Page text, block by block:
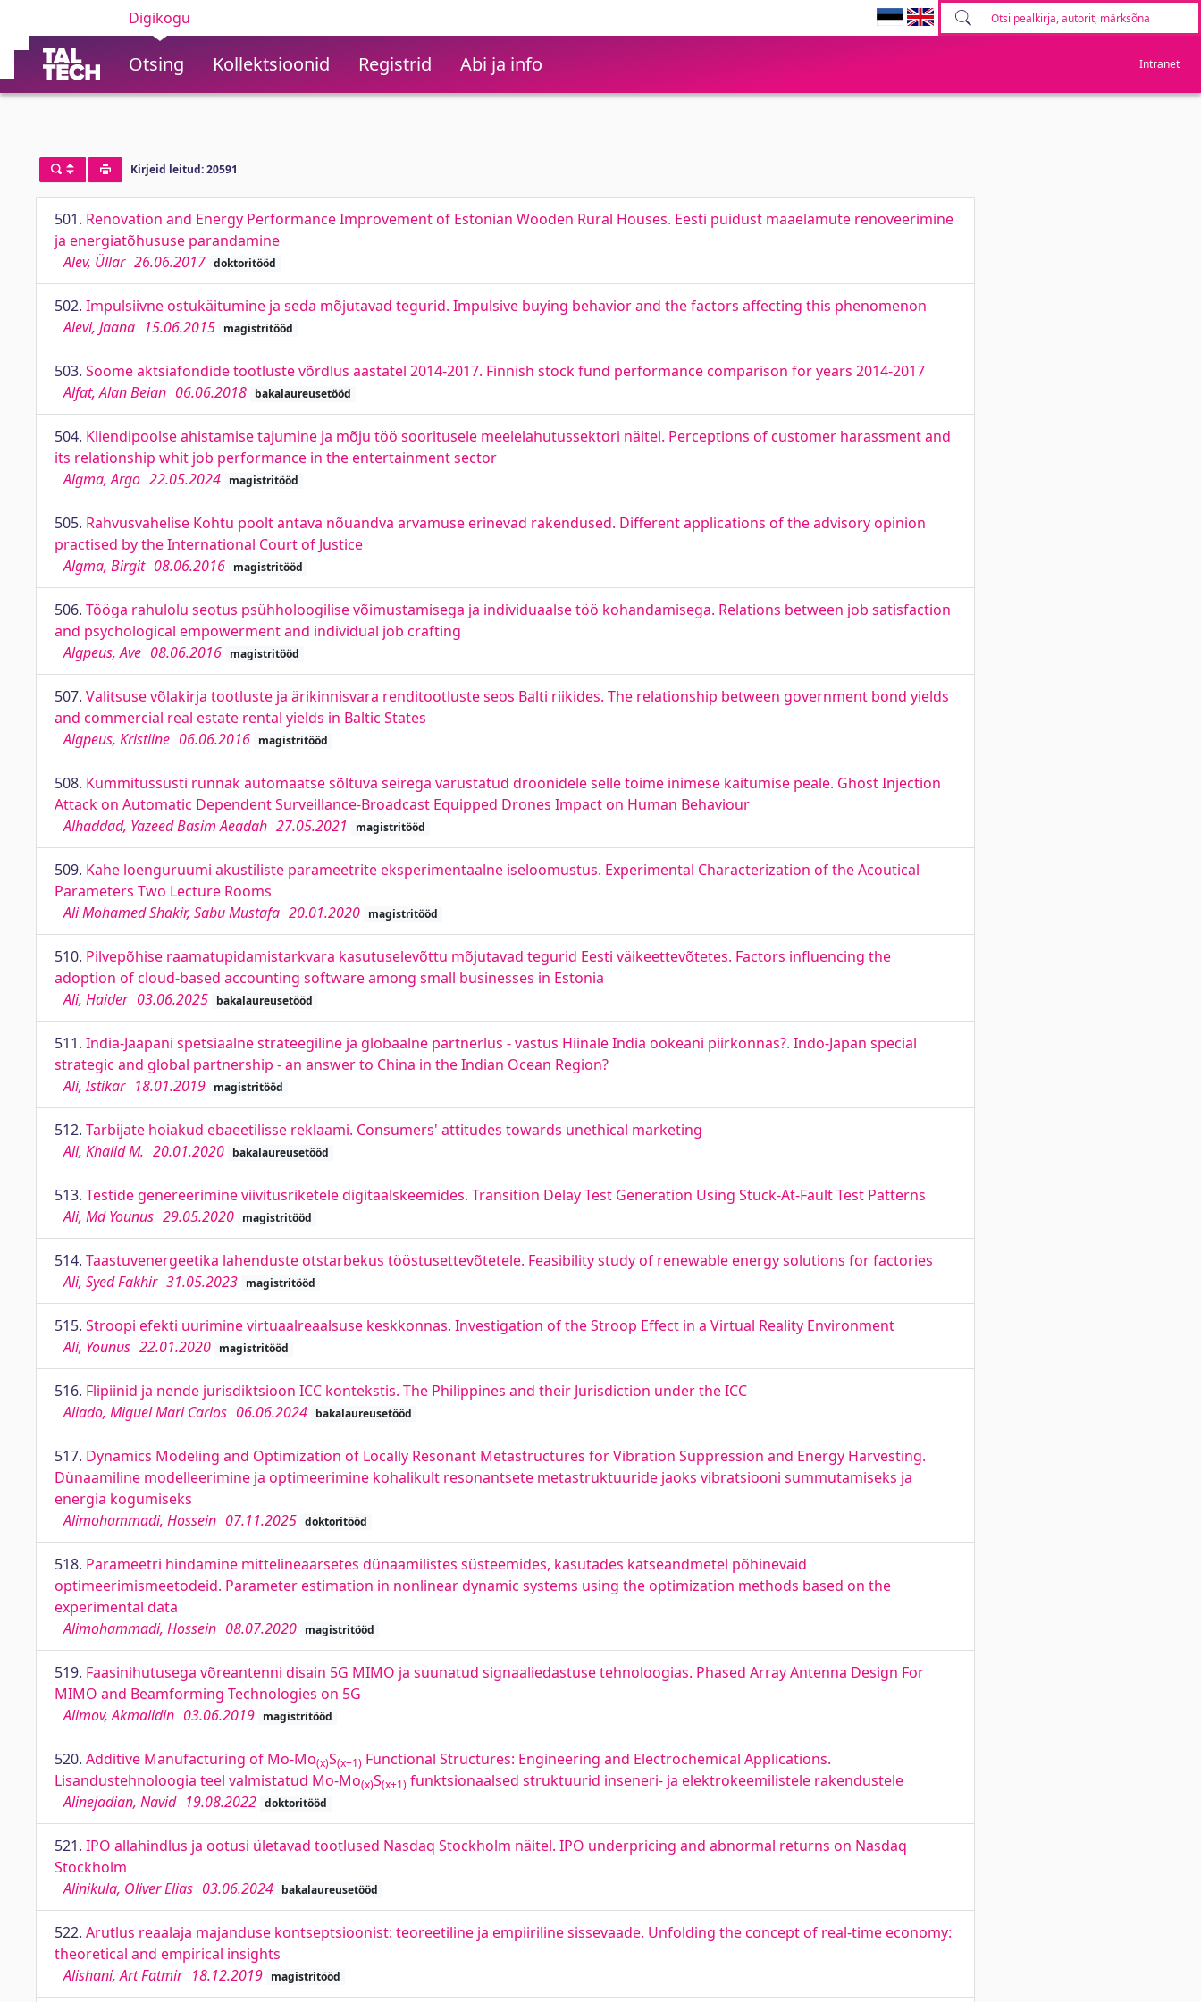
Digikogu
Otsing Kollektsioonid Registrid Abi ja info Intranet
Kirjeid leitud: 20591
501. Renovation and Energy Performance Improvement of Estonian Wooden Rural Houses. Eesti puidust maaelamute renoveerimine
ja energiatõhususe parandamine
Alev, Üllar 26.06.2017 doktoritööd
502. Impulsiivne ostukäitumine ja seda mõjutavad tegurid. Impulsive buying behavior and the factors affecting this phenomenon
Alevi, Jaana 15.06.2015 magistritööd
503. Soome aktsiafondide tootluste võrdlus aastatel 2014-2017. Finnish stock fund performance comparison for years 2014-2017
Alfat, Alan Beian 06.06.2018 bakalaureusetööd
504. Kliendipoolse ahistamise tajumine ja mõju töö sooritusele meelelahutussektori näitel. Perceptions of customer harassment and
its relationship whit job performance in the entertainment sector
Algma, Argo 22.05.2024 magistritööd
505. Rahvusvahelise Kohtu poolt antava nõuandva arvamuse erinevad rakendused. Different applications of the advisory opinion
practised by the International Court of Justice
Algma, Birgit 08.06.2016 magistritööd
506. Tööga rahulolu seotus psühholoogilise võimustamisega ja individuaalse töö kohandamisega. Relations between job satisfaction
and psychological empowerment and individual job crafting
Algpeus, Ave 08.06.2016 magistritööd
507. Valitsuse võlakirja tootluste ja ärikinnisvara renditootluste seos Balti riikides. The relationship between government bond yields
and commercial real estate rental yields in Baltic States
Algpeus, Kristiine 06.06.2016 magistritööd
508. Kummitussüsti rünnak automaatse sõltuva seirega varustatud droonidele selle toime inimese käitumise peale. Ghost Injection
Attack on Automatic Dependent Surveillance-Broadcast Equipped Drones Impact on Human Behaviour
Alhaddad, Yazeed Basim Aeadah 27.05.2021 magistritööd
509. Kahe loenguruumi akustiliste parameetrite eksperimentaalne iseloomustus. Experimental Characterization of the Acoutical
Parameters Two Lecture Rooms
Ali Mohamed Shakir, Sabu Mustafa 20.01.2020 magistritööd
510. Pilvepõhise raamatupidamistarkvara kasutuselevõttu mõjutavad tegurid Eesti väikeettevõtetes. Factors influencing the
adoption of cloud-based accounting software among small businesses in Estonia
Ali, Haider 03.06.2025 bakalaureusetööd
511. India-Jaapani spetsiaalne strateegiline ja globaalne partnerlus - vastus Hiinale India ookeani piirkonnas?. Indo-Japan special
strategic and global partnership - an answer to China in the Indian Ocean Region?
Ali, Istikar 18.01.2019 magistritööd
512. Tarbijate hoiakud ebaeetilisse reklaami. Consumers' attitudes towards unethical marketing
Ali, Khalid M. 20.01.2020 bakalaureusetööd
513. Testide genereerimine viivitusriketele digitaalskeemides. Transition Delay Test Generation Using Stuck-At-Fault Test Patterns
Ali, Md Younus 29.05.2020 magistritööd
514. Taastuvenergeetika lahenduste otstarbekus tööstusettevõtetele. Feasibility study of renewable energy solutions for factories
Ali, Syed Fakhir 31.05.2023 magistritööd
515. Stroopi efekti uurimine virtuaalreaalsuse keskkonnas. Investigation of the Stroop Effect in a Virtual Reality Environment
Ali, Younus 22.01.2020 magistritööd
516. Flipiinid ja nende jurisdiktsioon ICC kontekstis. The Philippines and their Jurisdiction under the ICC
Aliado, Miguel Mari Carlos 06.06.2024 bakalaureusetööd
517. Dynamics Modeling and Optimization of Locally Resonant Metastructures for Vibration Suppression and Energy Harvesting.
Dünaamiline modelleerimine ja optimeerimine kohalikult resonantsete metastruktuuride jaoks vibratsiooni summutamiseks ja
energia kogumiseks
Alimohammadi, Hossein 07.11.2025 doktoritööd
518. Parameetri hindamine mittelineaarsetes dünaamilistes süsteemides, kasutades katseandmetel põhinevaid
optimeerimismeetodeid. Parameter estimation in nonlinear dynamic systems using the optimization methods based on the
experimental data
Alimohammadi, Hossein 08.07.2020 magistritööd
519. Faasinihutusega võreantenni disain 5G MIMO ja suunatud signaaliedastuse tehnoloogias. Phased Array Antenna Design For
MIMO and Beamforming Technologies on 5G
Alimov, Akmalidin 03.06.2019 magistritööd
520. Additive Manufacturing of Mo-Mo(x)S(x+1) Functional Structures: Engineering and Electrochemical Applications.
Lisandustehnoloogia teel valmistatud Mo-Mo(x)S(x+1) funktsionaalsed struktuurid inseneri- ja elektrokeemilistele rakendustele
Alinejadian, Navid 19.08.2022 doktoritööd
521. IPO allahindlus ja ootusi ületavad tootlused Nasdaq Stockholm näitel. IPO underpricing and abnormal returns on Nasdaq
Stockholm
Alinikula, Oliver Elias 03.06.2024 bakalaureusetööd
522. Arutlus reaalaja majanduse kontseptsioonist: teoreetiline ja empiiriline sissevaade. Unfolding the concept of real-time economy:
theoretical and empirical insights
Alishani, Art Fatmir 18.12.2019 magistritööd